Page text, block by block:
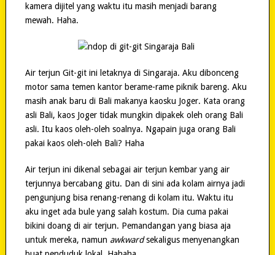
kamera dijitel yang waktu itu masih menjadi barang
mewah. Haha.
Air terjun Git-git ini letaknya di Singaraja. Aku dibonceng
motor sama temen kantor berame-rame piknik bareng. Aku
masih anak baru di Bali makanya kaosku Joger. Kata orang
asli Bali, kaos Joger tidak mungkin dipakek oleh orang Bali
asli. Itu kaos oleh-oleh soalnya. Ngapain juga orang Bali
pakai kaos oleh-oleh Bali? Haha
Air terjun ini dikenal sebagai air terjun kembar yang air
terjunnya bercabang gitu. Dan di sini ada kolam airnya jadi
pengunjung bisa renang-renang di kolam itu. Waktu itu
aku inget ada bule yang salah kostum. Dia cuma pakai
bikini doang di air terjun. Pemandangan yang biasa aja
untuk mereka, namun awkwardsekaligus menyenangkan